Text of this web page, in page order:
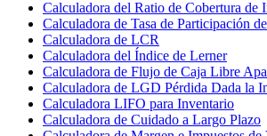
Calculadora del Ratio de Cobertura de
Calculadora de Tasa de Participación
Calculadora de LCR
Calculadora del Índice de Lerner
Calculadora de Flujo de Caja Libre
Calculadora de LGD Pérdida Dada la
Calculadora LIFO para Inventario
Calculadora de Cuidado a Largo Plazo